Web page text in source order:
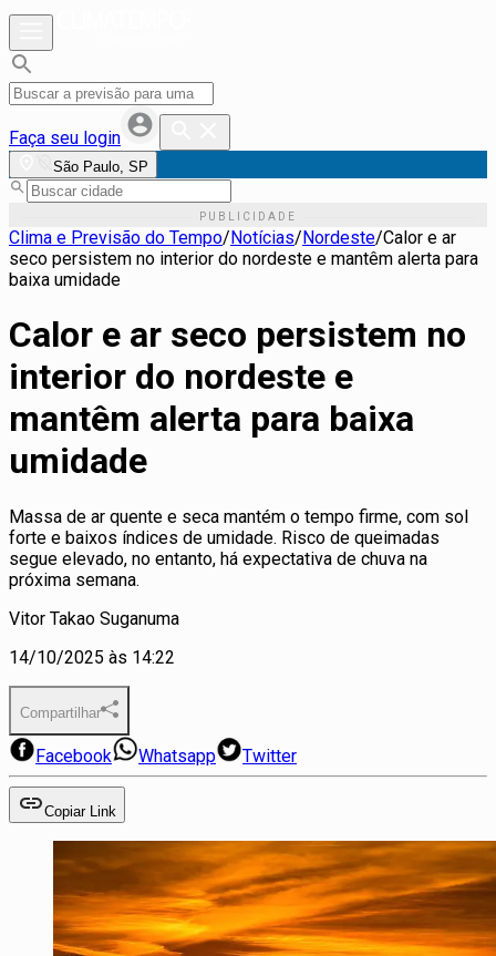
Faça seu login
São Paulo, SP
Clima e Previsão do Tempo/Notícias/Nordeste/Calor e ar
seco persistem no interior do nordeste e mantêm alerta para
baixa umidade
Calor e ar seco persistem no
interior do nordeste e
mantêm alerta para baixa
umidade
Massa de ar quente e seca mantém o tempo firme, com sol
forte e baixos índices de umidade. Risco de queimadas
segue elevado, no entanto, há expectativa de chuva na
próxima semana.
Vitor Takao Suganuma
14/10/2025 às 14:22
Compartilhar
Facebook Whatsapp Twitter
Copiar Link